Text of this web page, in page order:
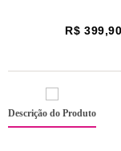
R$ 399,90
Descrição do Produto